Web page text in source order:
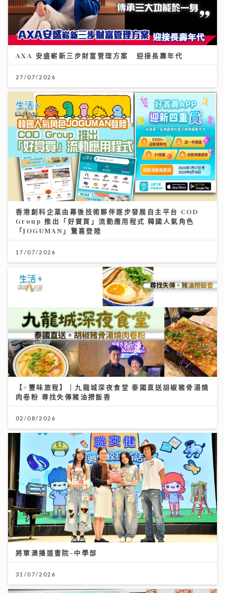
AXA 安盛嶄新三步財富管理方案 迎接長壽年代
27/07/2026
香港創科企業由幕後技術夥伴逐步發展自主平台 COD
Group 推出「好賞買」流動應用程式 韓國人氣角色
「JOGUMAN」驚喜登陸
17/07/2026
【#豐味旅程】｜九龍城深夜食堂 泰國直送胡椒豬骨湯燒
肉卷粉 尋找失傳豬油撈飯香
02/08/2026
將軍澳播道書院-中學部
31/07/2026